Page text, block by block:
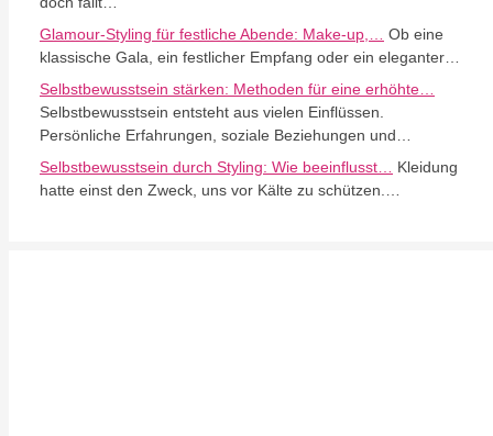
Glamour-Styling für festliche Abende: Make-up,…
Ob eine
klassische Gala, ein festlicher Empfang oder ein eleganter…
Selbstbewusstsein stärken: Methoden für eine erhöhte…
Selbstbewusstsein entsteht aus vielen Einflüssen.
Persönliche Erfahrungen, soziale Beziehungen und…
Selbstbewusstsein durch Styling: Wie beeinflusst…
Kleidung
hatte einst den Zweck, uns vor Kälte zu schützen.…